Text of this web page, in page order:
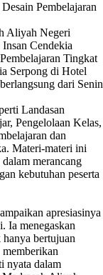
Pembelajaran
Aliyah Negeri
Cendekia
Tingkat
Serpong di Hotel
dari Senin
Landasan
Pengelolaan Kelas,
dan
Materi-materi ini
merancang
kebutuhan peserta
apresiasinya
Ia menegaskan
bertujuan
nyata dalam